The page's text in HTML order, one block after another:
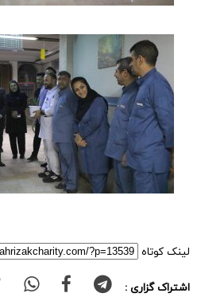
لینک کوتاه
اشتراک گزاری :